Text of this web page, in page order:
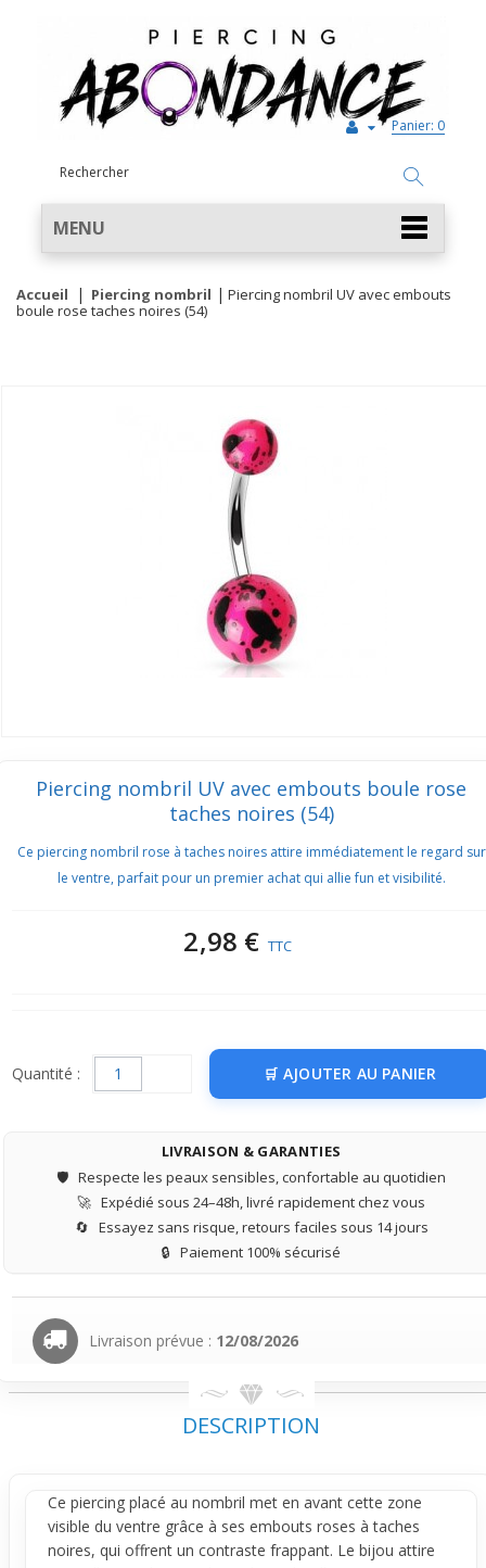
Panier: 0
MENU
Accueil Piercing nombril
Piercing nombril UV avec embouts
boule rose taches noires (54)
Piercing nombril UV avec embouts boule rose
taches noires (54)
Ce piercing nombril rose à taches noires attire immédiatement le regard sur
le ventre, parfait pour un premier achat qui allie fun et visibilité.
2,98 € TTC
Quantité : AJOUTER AU PANIER
LIVRAISON & GARANTIES
🛡️ Respecte les peaux sensibles, confortable au quotidien
🚀 Expédié sous 24–48h, livré rapidement chez vous
🔄 Essayez sans risque, retours faciles sous 14 jours
🔒 Paiement 100% sécurisé
Livraison prévue : 12/08/2026
DESCRIPTION
Ce piercing placé au nombril met en avant cette zone
visible du ventre grâce à ses embouts roses à taches
noires, qui offrent un contraste frappant. Le bijou attire